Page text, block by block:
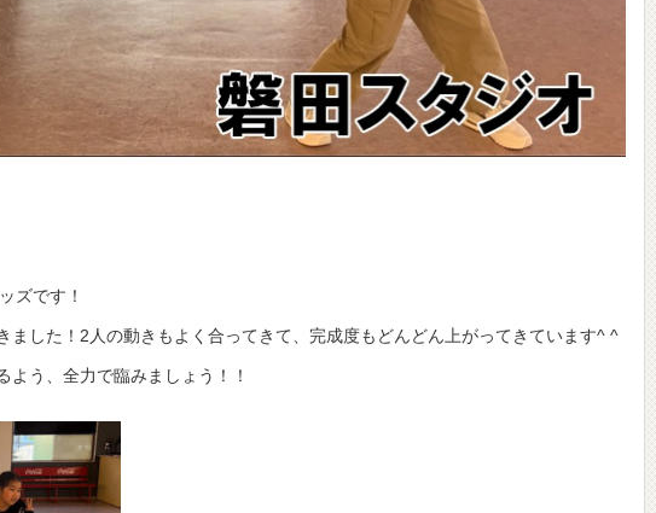
ズです！
ました！2人の動きもよく合ってきて、完成度もどんどん上がってきています^ ^
う、全力で臨みましょう！！